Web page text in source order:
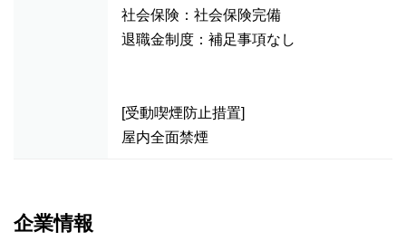
社会保険：社会保険完備
退職金制度：補足事項なし
[受動喫煙防止措置]
屋内全面禁煙
企業情報